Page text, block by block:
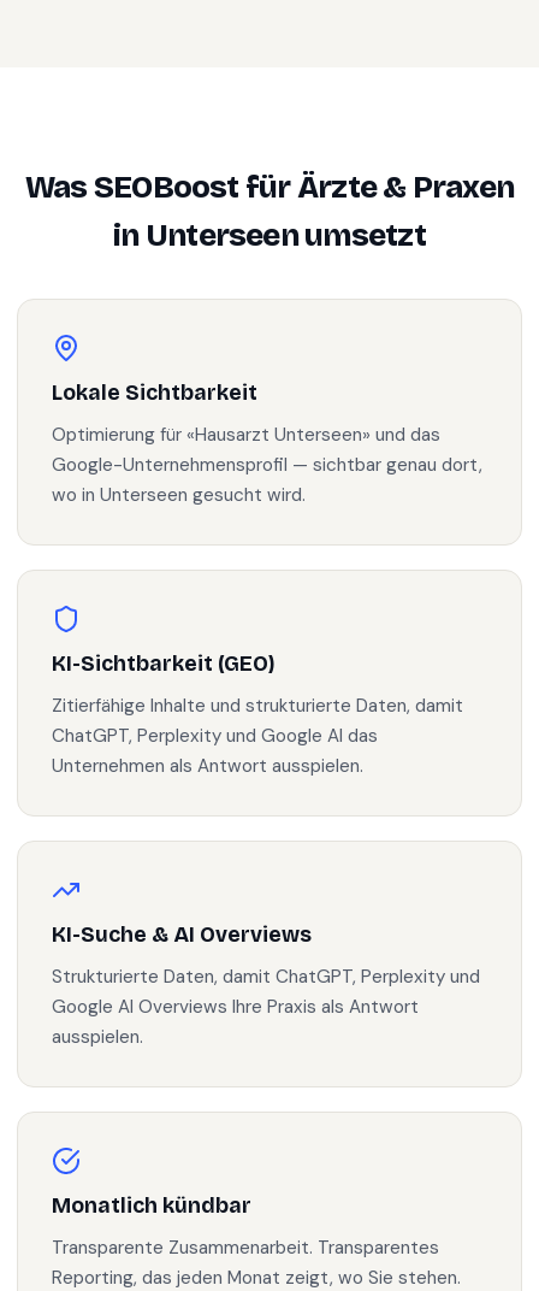
Was SEOBoost fürÄrzte & Praxen
in Unterseenumsetzt
Lokale Sichtbarkeit
Optimierung für «Hausarzt Unterseen» und das
Google-Unternehmensprofil — sichtbar genau dort,
wo in Unterseen gesucht wird.
KI-Sichtbarkeit (GEO)
Zitierfähige Inhalte und strukturierte Daten, damit
ChatGPT, Perplexity und Google AI das
Unternehmen als Antwort ausspielen.
KI-Suche & AI Overviews
Strukturierte Daten, damit ChatGPT, Perplexity und
Google AI Overviews Ihre Praxis als Antwort
ausspielen.
Monatlich kündbar
Transparente Zusammenarbeit. Transparentes
Reporting, das jeden Monat zeigt, wo Sie stehen.